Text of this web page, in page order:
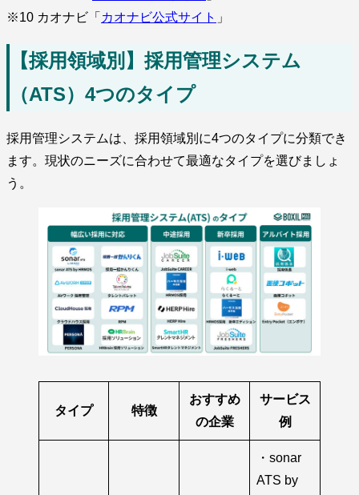
※10 カオナビ「 カオナビ公式サイト 」
【採用領域別】採用管理システム
（ATS）4つのタイプ
採用管理システムは、採用領域別に4つのタイプに分類でき
ます。現状のニーズに合わせて最適なタイプを選びましょ
う。
タイプ 特徴
おすすめ
の企業
サービス
例
・sonar
ATS by